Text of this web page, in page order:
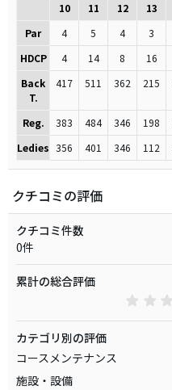
10 11 12 13
Par
4 5 4 3
HDCP
4 14 8 16
Back
T.
417 511 362 215
Reg. 383 484 346 198
Ledies 356 401 346 112
クチコミの評価
クチコミ件数
0件
累計の総合評価
カテゴリ別の評価
コースメンテナンス
施設・設備